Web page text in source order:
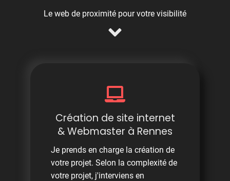
Le web de proximité pour votre visibilité
Création de site internet
& Webmaster à Rennes
Je prends en charge la création de
votre projet. Selon la complexité de
votre projet, j'interviens en